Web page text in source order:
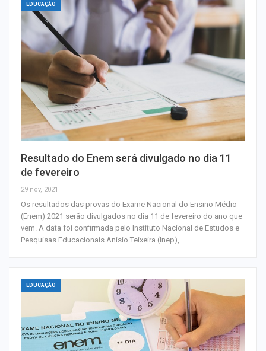
EDUCAÇÃO
Resultado do Enem será divulgado no dia 11
de fevereiro
29 nov, 2021
Os resultados das provas do Exame Nacional do Ensino Médio
(Enem) 2021 serão divulgados no dia 11 de fevereiro do ano que
vem. A data foi confirmada pelo Instituto Nacional de Estudos e
Pesquisas Educacionais Anísio Teixeira (Inep),…
EDUCAÇÃO